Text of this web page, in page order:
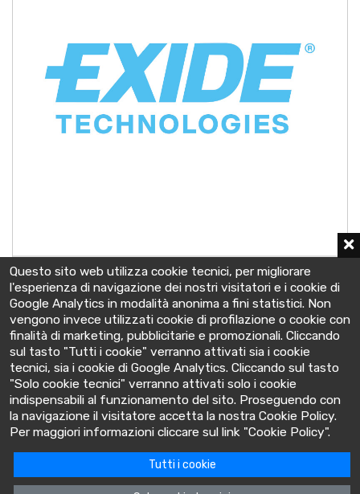
5 OPzV 370FV0
2 V - C10 367 Ah
126x208x399 mm
BatteryClinic
Via Cooperativa lime, 14 - 10095 - Grugliasco (TO) Italia
P.IVA: 10618480015
Questo sito web utilizza cookie tecnici, per migliorare
l'esperienza di navigazione dei nostri visitatori e i cookie di
Google Analytics in modalità anonima a fini statistici. Non
vengono invece utilizzati cookie di profilazione o cookie con
finalità di marketing, pubblicitarie e promozionali. Cliccando
sul tasto "Tutti i cookie" verranno attivati sia i cookie
tecnici, sia i cookie di Google Analytics. Cliccando sul tasto
"Solo cookie tecnici" verranno attivati solo i cookie
indispensabili al funzionamento del sito. Proseguendo con
la navigazione il visitatore accetta la nostra Cookie Policy.
Per maggiori informazioni cliccare sul link "Cookie Policy".
Tutti i cookie